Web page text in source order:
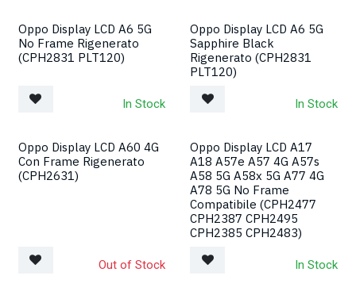
Oppo Display LCD A6 5G
No Frame Rigenerato
(CPH2831 PLT120)
In Stock
Oppo Display LCD A6 5G
Sapphire Black
Rigenerato (CPH2831
PLT120)
In Stock
Oppo Display LCD A60 4G
Con Frame Rigenerato
(CPH2631)
Out of Stock
Oppo Display LCD A17
A18 A57e A57 4G A57s
A58 5G A58x 5G A77 4G
A78 5G No Frame
Compatibile (CPH2477
CPH2387 CPH2495
CPH2385 CPH2483)
In Stock